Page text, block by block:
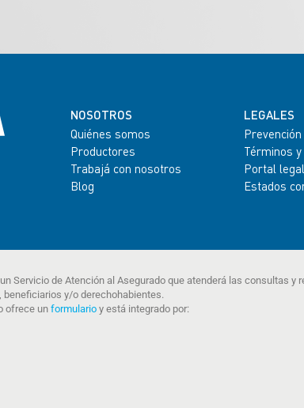
NOSOTROS
Quiénes somos
Productores
Trabajá con nosotros
Blog
LEGALES
Términos
Portal
Estados
Servicio de Atención al Asegurado que atenderá las consultas y
y/o derechohabientes.
ofrece un formulario y está integrado por: